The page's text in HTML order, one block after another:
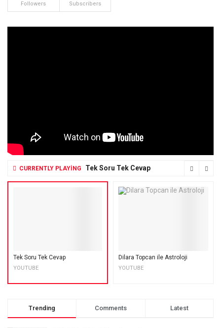
Followers Subscribers
CURRENTLY PLAYING Tek Soru Tek Cevap
Tek Soru Tek Cevap
YOUTUBE
Dilara Topcan ile Astroloji
YOUTUBE
Trending Comments Latest